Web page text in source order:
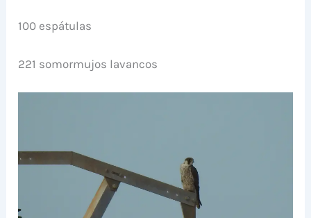
100 espátulas
221 somormujos lavancos